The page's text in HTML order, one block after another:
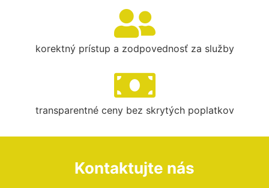
korektný prístup a zodpovednosť za služby
transparentné ceny bez skrytých poplatkov
Kontaktujte nás